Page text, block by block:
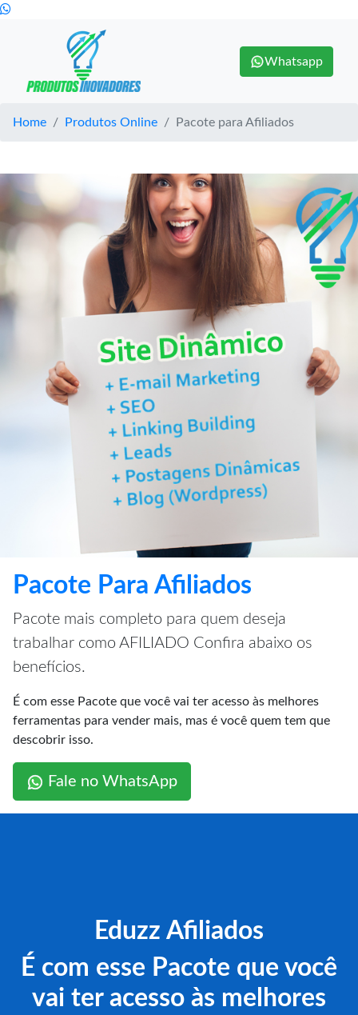
Whatsapp
Home Produtos Online Pacote para Afiliados
Pacote Para Afiliados
Pacote mais completo para quem deseja
trabalhar como AFILIADO Confira abaixo os
benefícios.
É com esse Pacote que você vai ter acesso às melhores
ferramentas para vender mais, mas é você quem tem que
descobrir isso.
Fale no WhatsApp
Eduzz Afiliados
É com esse Pacote que você
vai ter acesso às melhores